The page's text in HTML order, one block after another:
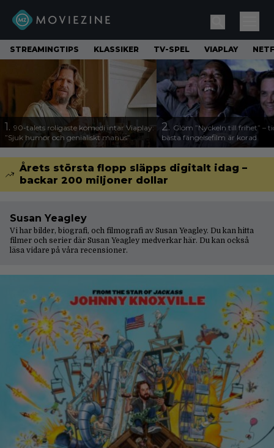
STREAMINGTIPS KLASSIKER TV-SPEL VIAPLAY
1. 90-talets roligaste komedi intar Viaplay:
”Sjuk humor och genialiskt manus”
2. Glöm ”Nyckeln till frihet” –
bästa fängelsefilm är korad
Årets största flopp släpps digitalt idag –
backar 200 miljoner dollar
Susan Yeagley
Vi har bilder, biografi, och filmografi av Susan Yeagley. Du kan hitta
filmer och serier där Susan Yeagley medverkar här. Du kan också
läsa vidare på våra recensioner.